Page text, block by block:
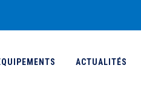
ACTUALITÉS